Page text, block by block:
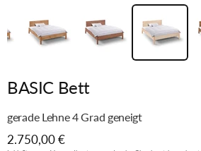
BASIC Bett
gerade Lehne 4 Grad geneigt
Angebotspreis
2.750,00 €